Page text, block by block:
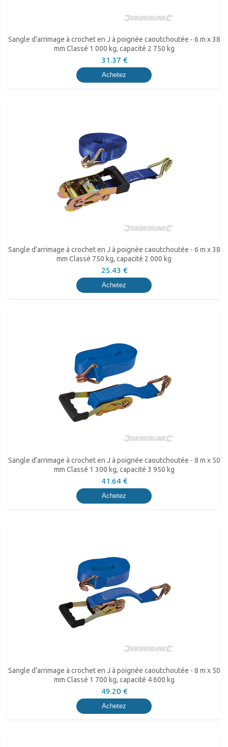
Sangle d'arrimage à crochet en J à poignée caoutchoutée - 6 m x 38
mm Classé 1 000 kg, capacité 2 750 kg
31.37 €
Achetez
Sangle d'arrimage à crochet en J à poignée caoutchoutée - 6 m x 38
mm Classé 750 kg, capacité 2 000 kg
25.43 €
Achetez
Sangle d'arrimage à crochet en J à poignée caoutchoutée - 8 m x 50
mm Classé 1 300 kg, capacité 3 950 kg
41.64 €
Achetez
Sangle d'arrimage à crochet en J à poignée caoutchoutée - 8 m x 50
mm Classé 1 700 kg, capacité 4 600 kg
49.20 €
Achetez